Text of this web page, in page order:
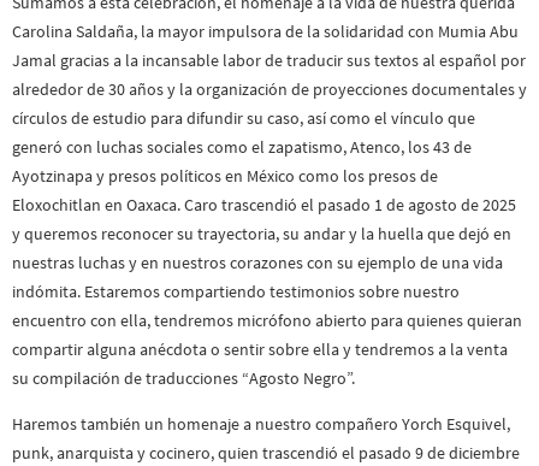
Carolina Saldaña, la mayor impulsora de la solidaridad con Mumia Abu
Jamal gracias a la incansable labor de traducir sus textos al español por
alrededor de 30 años y la organización de proyecciones documentales y
círculos de estudio para difundir su caso, así como el vínculo que
generó con luchas sociales como el zapatismo, Atenco, los 43 de
Ayotzinapa y presos políticos en México como los presos de
Eloxochitlan en Oaxaca. Caro trascendió el pasado 1 de agosto de 2025
y queremos reconocer su trayectoria, su andar y la huella que dejó en
nuestras luchas y en nuestros corazones con su ejemplo de una vida
indómita. Estaremos compartiendo testimonios sobre nuestro
encuentro con ella, tendremos micrófono abierto para quienes quieran
compartir alguna anécdota o sentir sobre ella y tendremos a la venta
su compilación de traducciones “Agosto Negro”.
Haremos también un homenaje a nuestro compañero Yorch Esquivel,
punk, anarquista y cocinero, quien trascendió el pasado 9 de diciembre